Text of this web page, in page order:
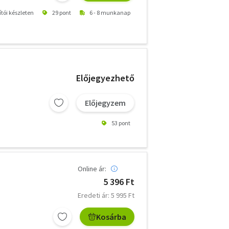
készleten 29 pont 6 - 8 munkanap
Előjegyezhető
Előjegyzem
53 pont
Online ár:
5 396 Ft
Eredeti ár: 5 995 Ft
Kosárba